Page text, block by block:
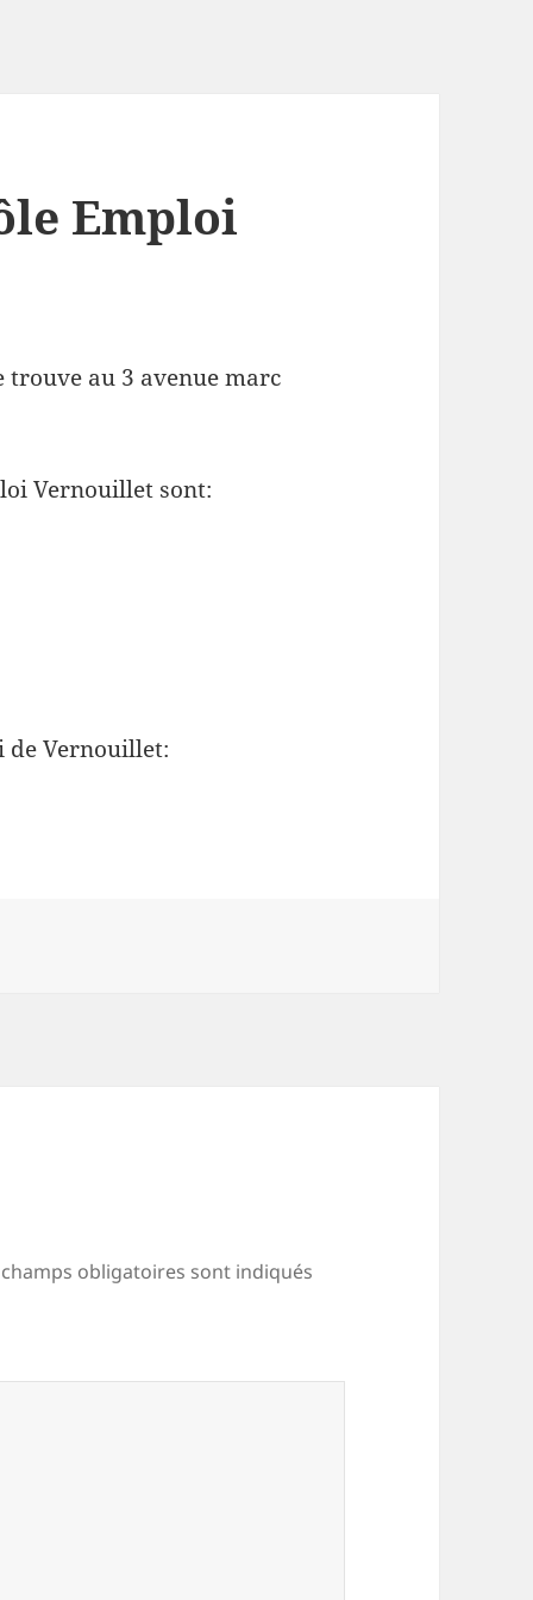
Emploi
trouve au 3 avenue marc
Vernouillet sont:
de Vernouillet:
champs obligatoires sont indiqués